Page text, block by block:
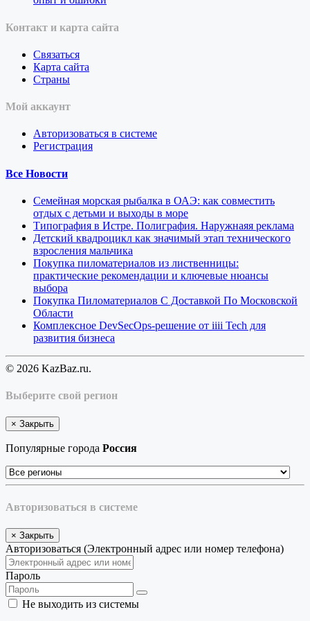
Контакт и карта сайта
Связаться
Карта сайта
Страны
Мой аккаунт
Авторизоваться в системе
Регистрация
Все Новости
Семейная морская рыбалка в ОАЭ: как совместить
отдых с детьми и выходы в море
Типография в Истре. Полиграфия. Наружнаяя реклама
Детский квадроцикл как значимый этап технического
взросления мальчика
Покупка пиломатериалов из лиственницы:
практические рекомендации и ключевые нюансы
выбора
Покупка Пиломатериалов С Доставкой По Московской
Области
Комплексное DevSecOps-решение от iiii Tech для
развития бизнеса
© 2026 KazBaz.ru.
Выберите свой регион
× Закрыть
Популярные города Россия
Авторизоваться в системе
× Закрыть
Авторизоваться (Электронный адрес или номер телефона)
Пароль
Не выходить из системы